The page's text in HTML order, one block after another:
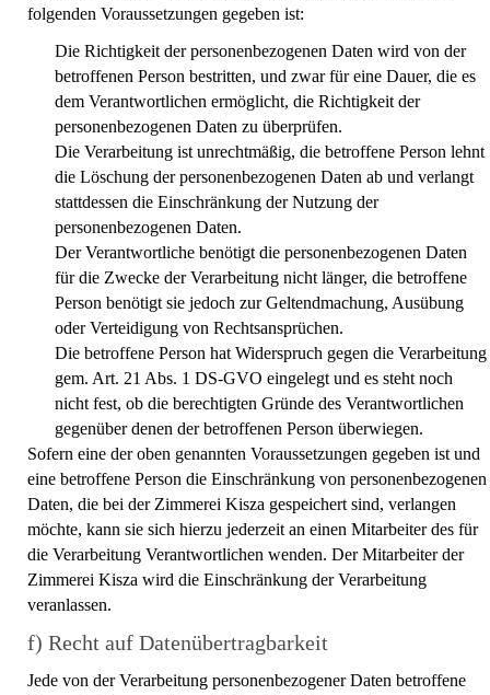
folgenden Voraussetzungen gegeben ist:
Die Richtigkeit der personenbezogenen Daten wird von der
betroffenen Person bestritten, und zwar für eine Dauer, die es
dem Verantwortlichen ermöglicht, die Richtigkeit der
personenbezogenen Daten zu überprüfen.
Die Verarbeitung ist unrechtmäßig, die betroffene Person lehnt
die Löschung der personenbezogenen Daten ab und verlangt
stattdessen die Einschränkung der Nutzung der
personenbezogenen Daten.
Der Verantwortliche benötigt die personenbezogenen Daten
für die Zwecke der Verarbeitung nicht länger, die betroffene
Person benötigt sie jedoch zur Geltendmachung, Ausübung
oder Verteidigung von Rechtsansprüchen.
Die betroffene Person hat Widerspruch gegen die Verarbeitung
gem. Art. 21 Abs. 1 DS-GVO eingelegt und es steht noch
nicht fest, ob die berechtigten Gründe des Verantwortlichen
gegenüber denen der betroffenen Person überwiegen.
Sofern eine der oben genannten Voraussetzungen gegeben ist und
eine betroffene Person die Einschränkung von personenbezogenen
Daten, die bei der Zimmerei Kisza gespeichert sind, verlangen
möchte, kann sie sich hierzu jederzeit an einen Mitarbeiter des für
die Verarbeitung Verantwortlichen wenden. Der Mitarbeiter der
Zimmerei Kisza wird die Einschränkung der Verarbeitung
veranlassen.
f) Recht auf Datenübertragbarkeit
Jede von der Verarbeitung personenbezogener Daten betroffene